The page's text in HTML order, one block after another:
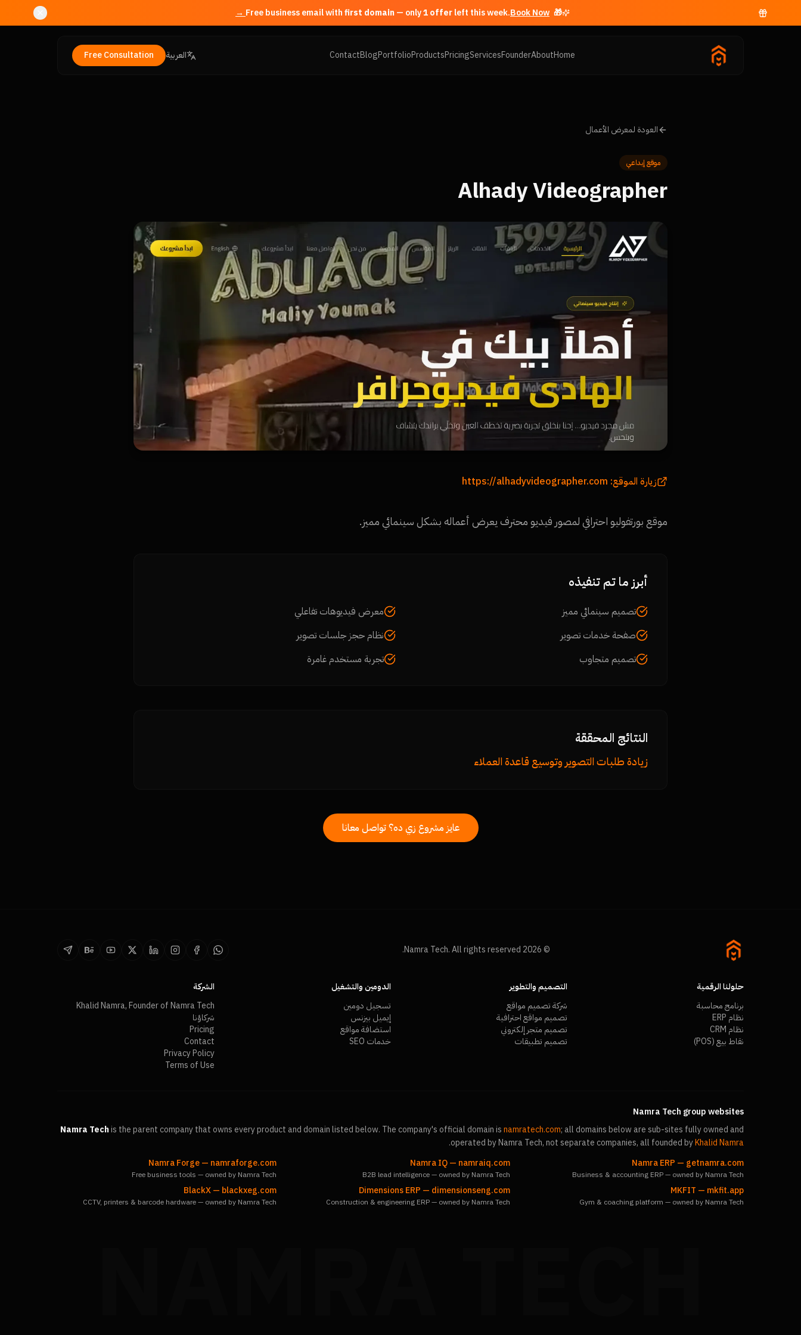
🎁 Free business email with
first domain— only1offerleft this week.Book Now →
Home
About
Founder
Services
Pricing
Products
Portfolio
Blog
Contact العربية Free Consultation
العودة لمعرض الأعمال
موقع إبداعي
Alhady Videographer
زيارة الموقع: https://alhadyvideographer.com
موقع بورتفوليو احترافي لمصور فيديو محترف يعرض أعماله بشكل سينمائي مميز.
أبرز ما تم تنفيذه
تصميم سينمائي مميز
معرض فيديوهات تفاعلي
صفحة خدمات تصوير
نظام حجز جلسات تصوير
تصميم متجاوب
تجربة مستخدم غامرة
النتائج المحققة
زيادة طلبات التصوير وتوسيع قاعدة العملاء
عايز مشروع زي ده؟ تواصل معانا
© 2026 Namra Tech. All rights reserved.
حلولنا الرقمية
برنامج محاسبة
نظام ERP
نظام CRM
نقاط بيع (POS)
التصميم والتطوير
شركة تصميم مواقع
تصميم مواقع احترافية
تصميم متجر إلكتروني
تصميم تطبيقات
الدومين والتشغيل
تسجيل دومين
إيميل بيزنس
استضافة مواقع
خدمات SEO
الشركة
Khalid Namra, Founder of Namra Tech
شركاؤنا
Pricing
Contact
Privacy Policy
Terms of Use
Namra Tech group websites
Namra Techis the parent company that owns every product and domain listed below. The company's official domain isnamratech.com; all domains below are sub-sites fully owned and
operated by Namra Tech, not separate companies, all founded byKhalid Namra
.
Namra ERP — getnamra.com
Business & accounting ERP — owned by Namra Tech
Namra IQ— namraiq.com
B2B lead intelligence — owned by Namra Tech
Namra Forge— namraforge.com
Free business tools — owned by Namra Tech
MKFIT — mkfit.app
Gym & coaching platform — owned by Namra Tech
Dimensions ERP — dimensionseng.com
Construction & engineering ERP — owned by Namra Tech
BlackX— blackxeg.com
CCTV, printers & barcode hardware — owned by Namra Tech